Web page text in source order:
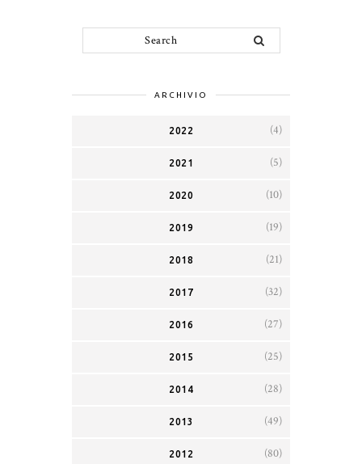
ARCHIVIO
2022 (4)
2021 (5)
2020 (10)
2019 (19)
2018 (21)
2017 (32)
2016 (27)
2015 (25)
2014 (28)
2013 (49)
2012 (80)